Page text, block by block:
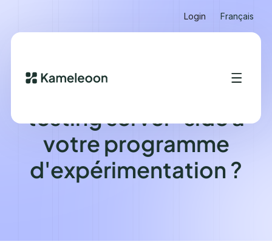
Login Français
Comment intégrer le
testing server-side à
votre programme
d'expérimentation ?